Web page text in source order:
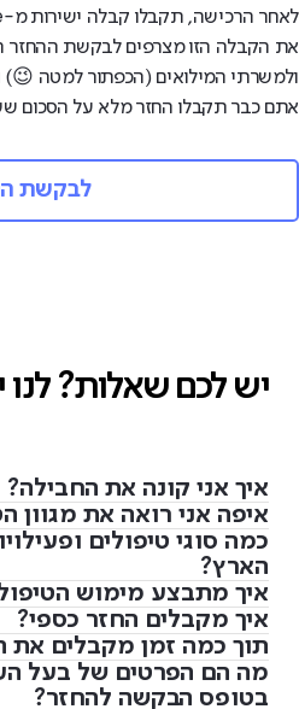
לאחר הרכישה, תקבלו קבלה ישירות מ-move.
את הקבלה הזו מצרפים לבקשת ההחזר
ולמשרתי המילואים (הכפתור למטה 😉)
אתם כבר תקבלו החזר מלא על הסכום
לבקשת
יש לכם שאלות?
איך אני קונה את החבילה?
איפה אני רואה את מגוון
כמה סוגי טיפולים
הארץ?
איך מתבצע מימוש
איך מקבלים החזר כספי?
תוך כמה זמן מקבלים את
מה הם הפרטים של בעל
בטופס הבקשה להחזר?